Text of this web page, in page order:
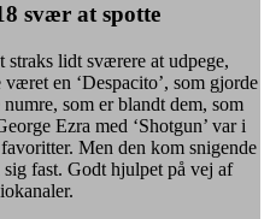
svær at spotte
lidt sværere at udpege,
en ‘Despacito’, som gjorde
som er blandt dem, som
Ezra med ‘Shotgun’ var i
Men den kom snigende
fast. Godt hjulpet på vej af